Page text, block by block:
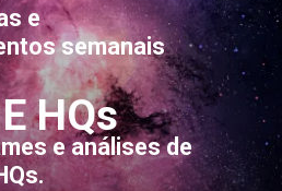
e
semanais
HQs
e análises de